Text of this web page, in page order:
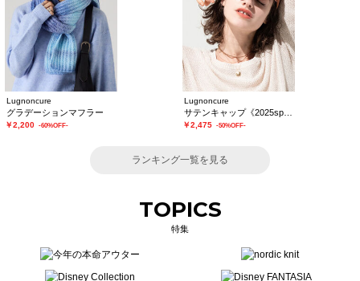
Lugnoncure
グラデーションマフラー
￥2,200 -60%OFF-
Lugnoncure
￥2,475 -50%OFF-
ランキング一覧を見る
TOPICS
特集